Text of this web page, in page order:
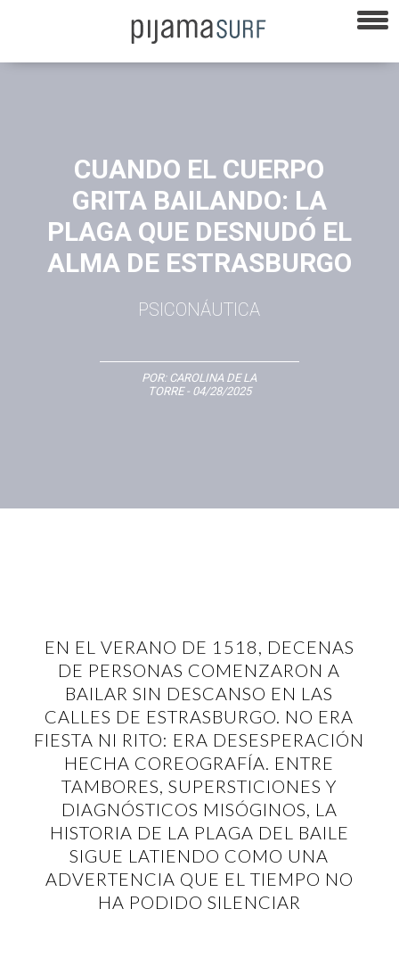
CUANDO EL CUERPO
GRITA BAILANDO: LA
PLAGA QUE DESNUDÓ EL
ALMA DE ESTRASBURGO
PSICONÁUTICA
POR: CAROLINA DE LA
TORRE- 04/28/2025
EN EL VERANO DE 1518, DECENAS
DE PERSONAS COMENZARON A
BAILAR SIN DESCANSO EN LAS
CALLES DE ESTRASBURGO. NO ERA
FIESTA NI RITO: ERA DESESPERACIÓN
HECHA COREOGRAFÍA. ENTRE
TAMBORES, SUPERSTICIONES Y
DIAGNÓSTICOS MISÓGINOS, LA
HISTORIA DE LA PLAGA DEL BAILE
SIGUE LATIENDO COMO UNA
ADVERTENCIA QUE EL TIEMPO NO
HA PODIDO SILENCIAR